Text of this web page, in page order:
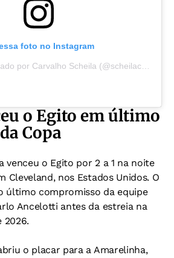
foto no Instagram
Um post compartilhado por Carvalho Scheila (@scheilacarvalhooficial)
o Egito em último
Copa
venceu o Egito por 2 a 1 na noite
Cleveland, nos Estados Unidos. O
último compromisso da equipe
Ancelotti antes da estreia na
2026.
o placar para a Amarelinha,